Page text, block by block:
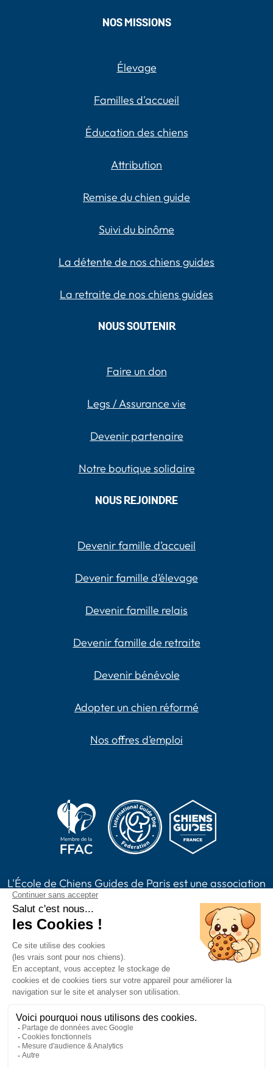
NOS MISSIONS
Élevage
Familles d'accueil
Éducation des chiens
Attribution
Remise du chien guide
Suivi du binôme
La détente de nos chiens guides
La retraite de nos chiens guides
NOUS SOUTENIR
Faire un don
Legs / Assurance vie
Devenir partenaire
Notre boutique solidaire
NOUS REJOINDRE
Devenir famille d’accueil
Devenir famille d’élevage
Devenir famille relais
Devenir famille de retraite
Devenir bénévole
Adopter un chien réformé
Nos offres d’emploi
L'École de Chiens Guides de Paris est une association
loi 1901, reconnue d'intérêt général habilitée à
recevoir des dons, legs, assurances vie et à émettre
des reçus fiscaux. L'association est membre de Chiens
Guides France.
Politique de confidentialité|CGV|
Accessibilité : partiellement conforme